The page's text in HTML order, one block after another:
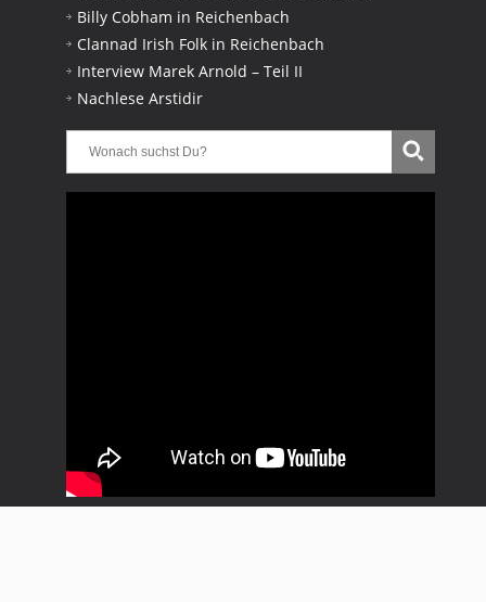
Billy Cobham in Reichenbach
Clannad Irish Folk in Reichenbach
Interview Marek Arnold – Teil II
Nachlese Arstidir